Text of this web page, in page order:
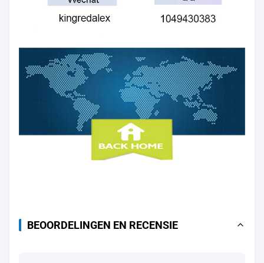
BEOORDELINGEN EN RECENSIE